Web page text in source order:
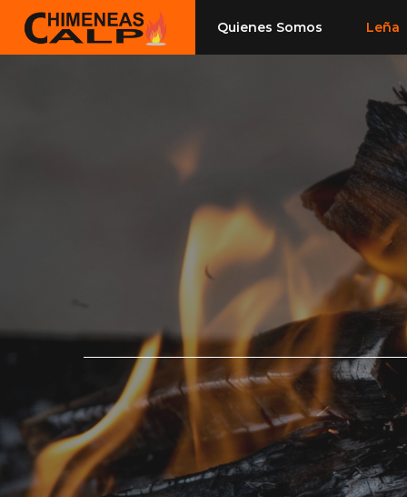
Saltar
contenido
Quienes Somos Leña